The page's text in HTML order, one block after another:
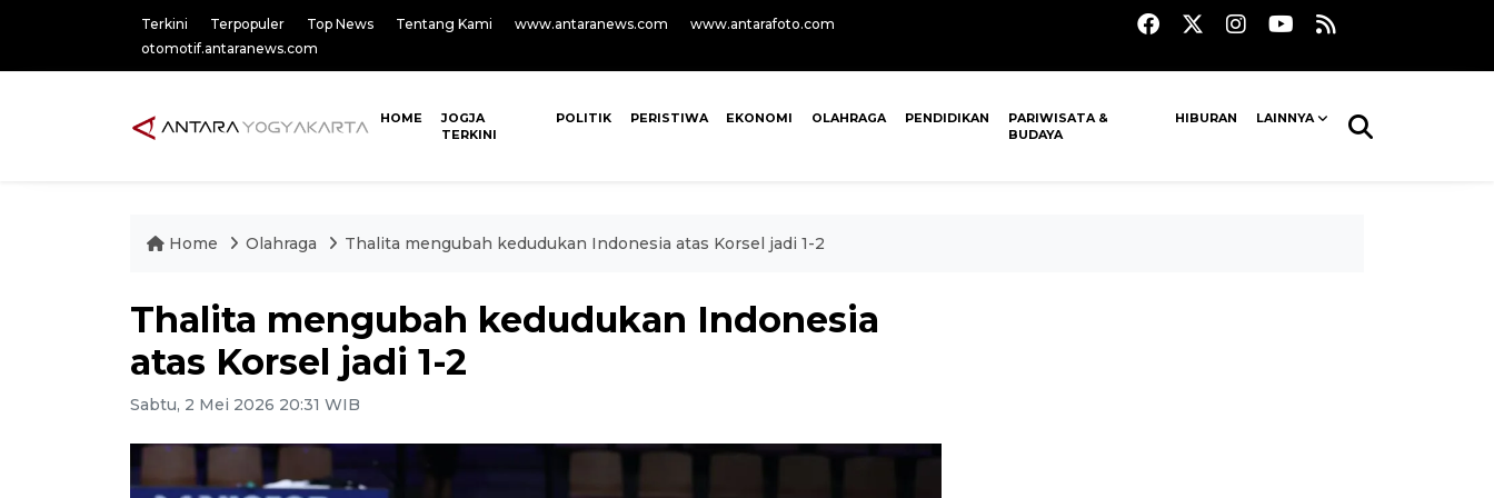
Terkini Terpopuler Top News Tentang Kami www.antaranews.com
www.antarafoto.com
otomotif.antaranews.com
HOME
JOGJA
TERKINI
POLITIK PERISTIWA EKONOMI OLAHRAGA PENDIDIKAN
PARIWISATA &
BUDAYA
HIBURAN LAINNYA
Home Olahraga Thalita mengubah kedudukan Indonesia atas Korsel jadi 1-2
Thalita mengubah kedudukan Indonesia
atas Korsel jadi 1-2
Sabtu, 2 Mei 2026 20:31 WIB